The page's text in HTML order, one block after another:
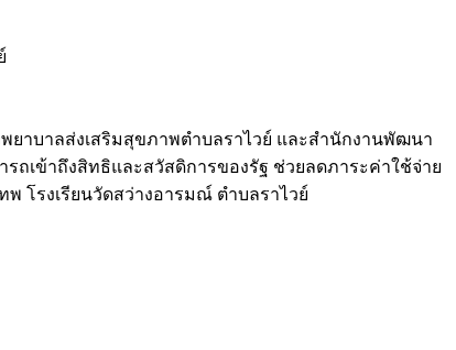
ยาบาลส่งเสริมสุขภาพตำบลราไวย์ และสำนักงานพัฒนา
ถเข้าถึงสิทธิและสวัสดิการของรัฐ ช่วยลดภาระค่าใช้จ่าย
โรงเรียนวัดสว่างอารมณ์ ตำบลราไวย์